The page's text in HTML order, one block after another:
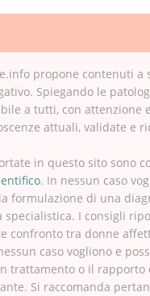
propone contenuti a
Spiegando le
a tutti, con attenzione
attuali, validate e
in questo sito sono
. In nessun caso
formulazione di una
specialistica. I consigli
confronto tra donne
caso vogliono e
trattamento o il rapporto
Si raccomanda